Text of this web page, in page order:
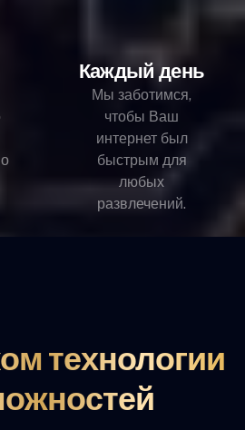
Каждый день
Мы заботимся,
чтобы Ваш
интернет был
быстрым для
любых
развлечений.
технологии